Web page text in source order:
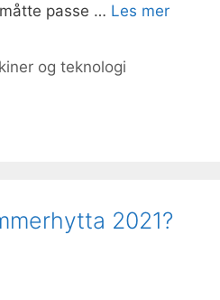
passe … Les mer
og teknologi
2021?